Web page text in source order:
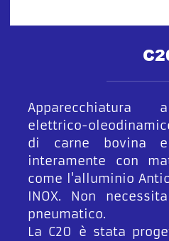
Apparecchiatura
elettrico-
di carne bovina
interamente con
come l'alluminio
INOX. Non
pneumatico.
La C20 è stata